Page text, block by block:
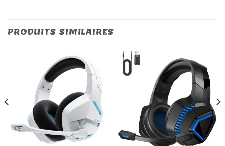
PRODUITS SIMILAIRES